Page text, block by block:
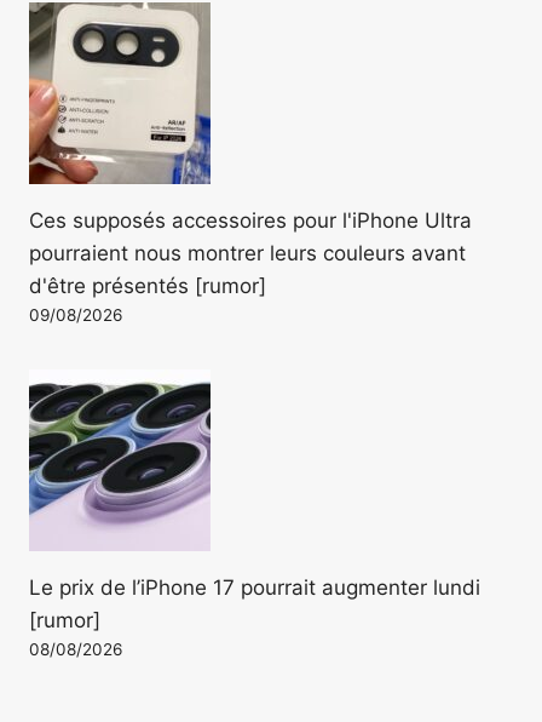
Ces supposés accessoires pour l'iPhone Ultra
pourraient nous montrer leurs couleurs avant
d'être présentés [rumor]
09/08/2026
Le prix de l’iPhone 17 pourrait augmenter lundi
[rumor]
08/08/2026